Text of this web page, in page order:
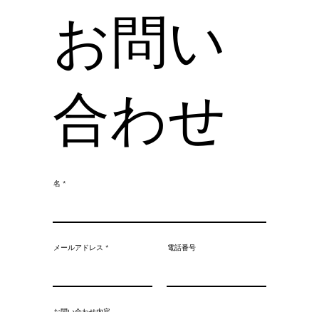
お問い
合わせ
名
メールアドレス 電話番号